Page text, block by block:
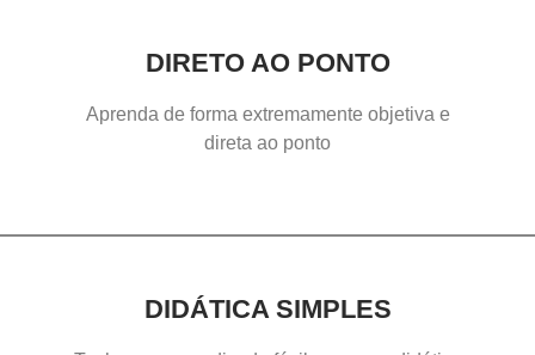
DIRETO AO PONTO
Aprenda de forma extremamente objetiva e
direta ao ponto
DIDÁTICA SIMPLES